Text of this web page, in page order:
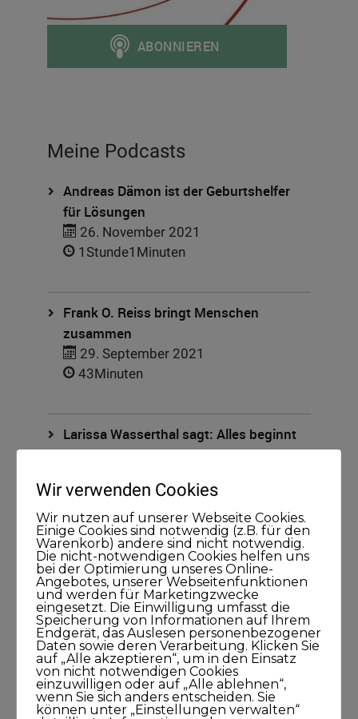
Meine Podcasts
Andreas Dämon ist der Geburtshelfer
für Lösungen
26. November 2021
1Stunde1Minuten
Frank O. Reiss bringt Menschen
zusammen
29. September 2021
43Minuten
Larissa Wasserthal sagt: Alles beginnt
bei Dir selbst
45Minuten
Kategorien
Blog
KUNDISCHgedacht
Wir verwenden Cookies
Wir nutzen auf unserer Webseite Cookies.
Einige Cookies sind notwendig (z.B. für den
Warenkorb) andere sind nicht notwendig.
Die nicht-notwendigen Cookies helfen uns
bei der Optimierung unseres Online-
Angebotes, unserer Webseitenfunktionen
und werden für Marketingzwecke
eingesetzt. Die Einwilligung umfasst die
Speicherung von Informationen auf Ihrem
Endgerät, das Auslesen personenbezogener
Daten sowie deren Verarbeitung. Klicken Sie
auf „Alle akzeptieren“, um in den Einsatz
von nicht notwendigen Cookies
einzuwilligen oder auf „Alle ablehnen“,
wenn Sie sich anders entscheiden. Sie
können unter „Einstellungen verwalten“